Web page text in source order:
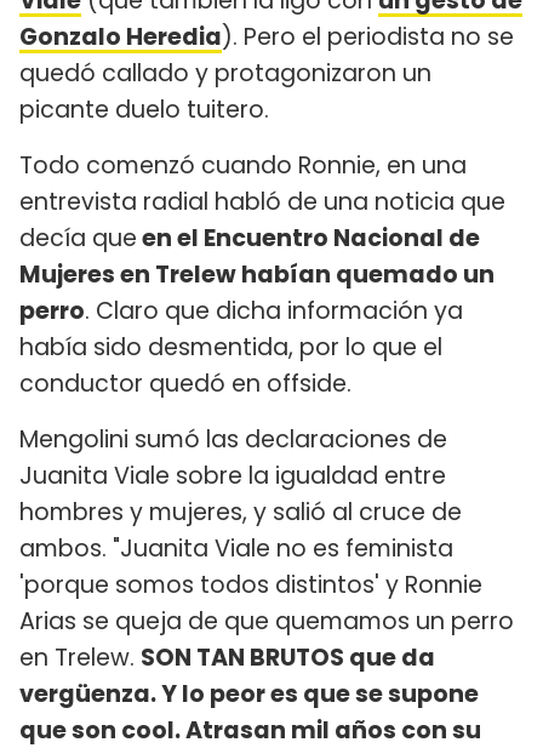
Gonzalo Heredia). Pero el periodista no se
quedó callado y protagonizaron un
picante duelo tuitero.
Todo comenzó cuando Ronnie, en una
entrevista radial habló de una noticia que
decía queen el Encuentro Nacional de
Mujeres en Trelew habían quemado un
perro. Claro que dicha información ya
había sido desmentida, por lo que el
conductor quedó en offside.
Mengolini sumó las declaraciones de
Juanita Viale sobre la igualdad entre
hombres y mujeres, y salió al cruce de
ambos. "Juanita Viale no es feminista
'porque somos todos distintos' y Ronnie
Arias se queja de que quemamos un perro
en Trelew. SON TAN BRUTOS que da
vergüenza. Y lo peor es que se supone
que son cool. Atrasan mil años con su